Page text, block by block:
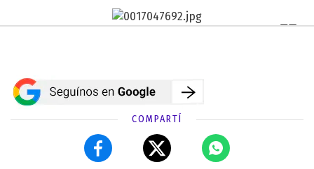
COMPARTÍ